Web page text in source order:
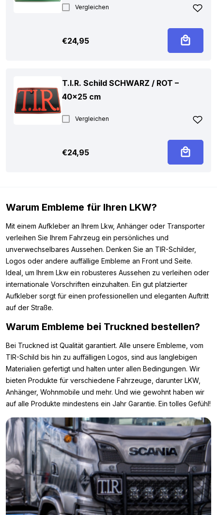
Vergleichen
€24,95
T.I.R. Schild SCHWARZ / ROT –
40×25 cm
Vergleichen
€24,95
Warum Embleme für Ihren LKW?
Mit einem Aufkleber an Ihrem Lkw, Anhänger oder Transporter
verleihen Sie Ihrem Fahrzeug ein persönliches und
unverwechselbares Aussehen. Denken Sie an TIR-Schilder,
Logos oder andere auffällige Embleme an Front und Seite.
Ideal, um Ihrem Lkw ein robusteres Aussehen zu verleihen oder
internationale Vorschriften einzuhalten. Ein gut platzierter
Aufkleber sorgt für einen professionellen und eleganten Auftritt
auf der Straße.
Warum Embleme bei Truckned bestellen?
Bei Truckned ist Qualität garantiert. Alle unsere Embleme, vom
TIR-Schild bis hin zu auffälligen Logos, sind aus langlebigen
Materialien gefertigt und halten unter allen Bedingungen. Wir
bieten Produkte für verschiedene Fahrzeuge, darunter LKW,
Anhänger, Wohnmobile und mehr. Und wie gewohnt haben wir
auf alle Produkte mindestens ein Jahr Garantie. Ein tolles Gefühl!